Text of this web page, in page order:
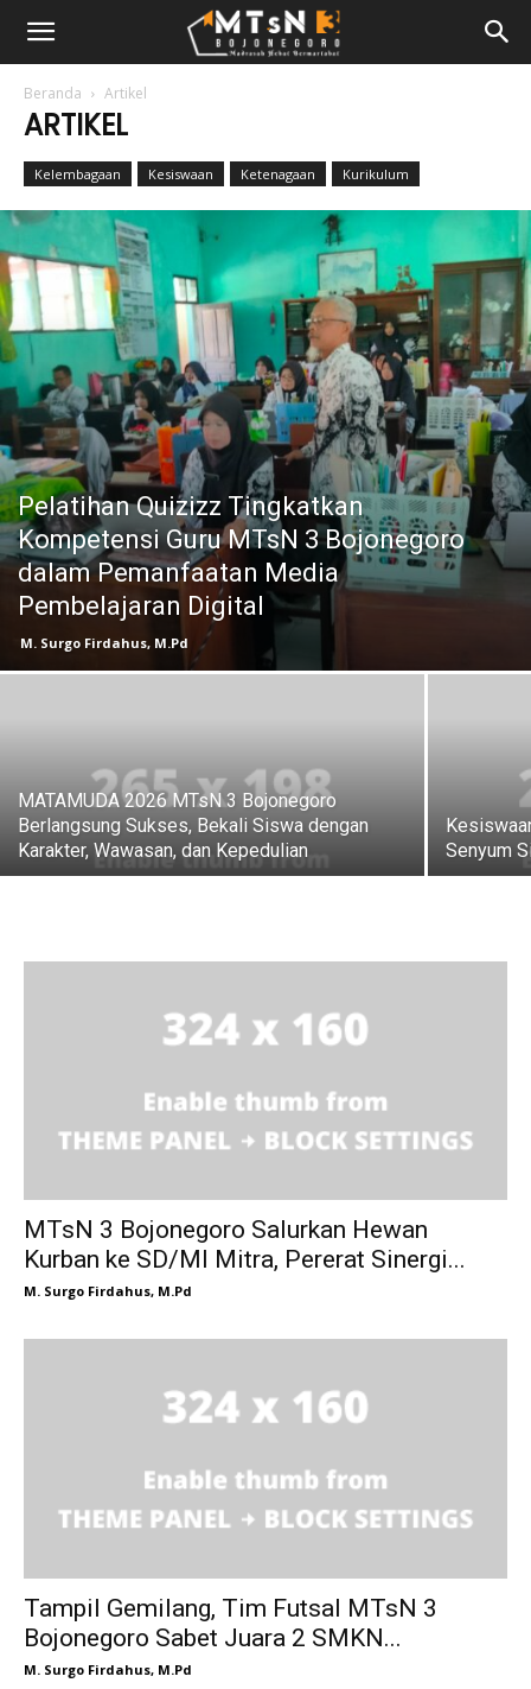
Beranda Artikel
ARTIKEL
Kelembagaan Kesiswaan Ketenagaan Kurikulum
Pelatihan Quizizz Tingkatkan
Kompetensi Guru MTsN 3 Bojonegoro
dalam Pemanfaatan Media
Pembelajaran Digital
M. Surgo Firdahus, M.Pd
MATAMUDA 2026 MTsN 3 Bojonegoro
Berlangsung Sukses, Bekali Siswa dengan
Karakter, Wawasan, dan Kepedulian
Senyum
MTsN 3 Bojonegoro Salurkan Hewan
Kurban ke SD/MI Mitra, Pererat Sinergi...
M. Surgo Firdahus, M.Pd
Tampil Gemilang, Tim Futsal MTsN 3
Bojonegoro Sabet Juara 2 SMKN...
M. Surgo Firdahus, M.Pd